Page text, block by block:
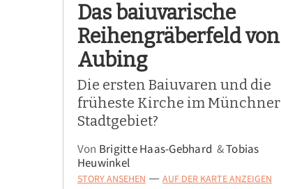
Das baiuvarische
Reihengräberfeld von
Aubing
Die ersten Baiuvaren und die
früheste Kirche im Münchner
Stadtgebiet?
Von Brigitte Haas-Gebhard &Tobias
Heuwinkel
STORY ANSEHEN — AUF DER KARTE ANZEIGEN